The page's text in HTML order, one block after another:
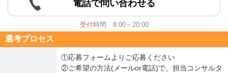
電話で問い合わせる
受付時間 8:00～20:00
選考プロセス
①応募フォームよりご応募ください
②ご希望の方法(メールor電話)で、担当コンサルタ